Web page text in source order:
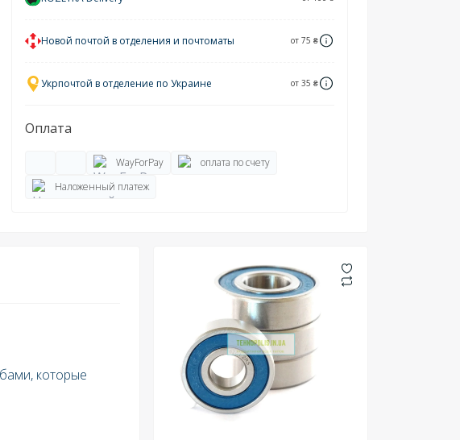
Новой почтой в отделения и почтоматы от 75 ₴
Укрпочтой в отделение по Украине от 35 ₴
Оплата
WayForPay
оплата по счету
Наложенный платеж
которые